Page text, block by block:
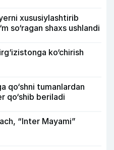
xususiylashtirib
so‘ragan shaxs ushlandi
ko‘chirish
qo‘shni tumanlardan
qo‘shib beriladi
“Inter Mayami”